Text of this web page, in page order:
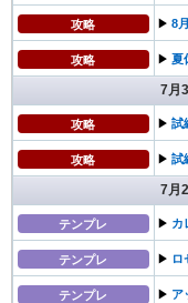
攻略 ▶︎ 8
攻略 ▶︎ 夏
7月
攻略 ▶︎ 試
攻略 ▶︎ 試
7月
テンプレ ▶︎ カ
テンプレ ▶︎ ロ
テンプレ ▶︎ ア